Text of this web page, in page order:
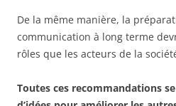
De la même manière, la
communication à long terme
rôles que les acteurs de la
Toutes ces recommandations